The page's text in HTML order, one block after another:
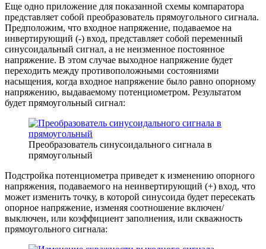
Еще одно приложение для показанной схемы компаратора
представляет собой преобразователь прямоугольного сигнала.
Предположим, что входное напряжение, подаваемое на
инвертирующий (-) вход, представляет собой переменный
синусоидальный сигнал, а не неизменное постоянное
напряжение. В этом случае выходное напряжение будет
переходить между противоположными состояниями
насыщения, когда входное напряжение было равно опорному
напряжению, выдаваемому потенциометром. Результатом
будет прямоугольный сигнал:
Преобразователь синусоидального сигнала в
прямоугольный
Подстройка потенциометра приведет к изменению опорного
напряжения, подаваемого на неинвертирующий (+) вход, что
может изменить точку, в которой синусоида будет пересекать
опорное напряжение, изменяя соотношение включен/
выключен, или коэффициент заполнения, или скважность
прямоугольного сигнала: